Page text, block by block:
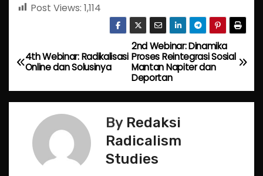
Post Views: 1,114
P
s
2nd Webinar: Dinamika
Proses Reintegrasi Sosial
Mantan Napiter dan
Deportan
4th Webinar: Radikalisasi
Online dan Solusinya
By Redaksi
Radicalism
Studies